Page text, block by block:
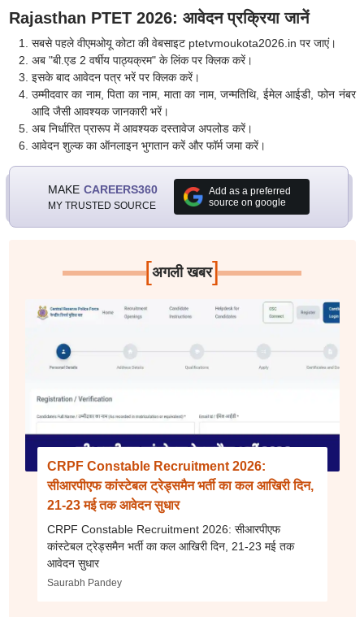
Rajasthan PTET 2026: आवेदन प्रक्रिया जानें
सबसे पहले वीएमओयू कोटा की वेबसाइट ptetvmoukota2026.in पर जाएं।
अब "बी.एड 2 वर्षीय पाठ्यक्रम" के लिंक पर क्लिक करें।
इसके बाद आवेदन पत्र भरें पर क्लिक करें।
उम्मीदवार का नाम, पिता का नाम, माता का नाम, जन्मतिथि, ईमेल आईडी, फोन नंबर
आदि जैसी आवश्यक जानकारी भरें।
अब निर्धारित प्रारूप में आवश्यक दस्तावेज अपलोड करें।
आवेदन शुल्क का ऑनलाइन भुगतान करें और फॉर्म जमा करें।
MAKE CAREERS360
MY TRUSTED SOURCE
Add as a preferred
source on google
[अगली खबर]
CRPF Constable Recruitment 2026:
सीआरपीएफ कांस्टेबल ट्रेड्समैन भर्ती का कल आखिरी दिन,
21-23 मई तक आवेदन सुधार
CRPF Constable Recruitment 2026: सीआरपीएफ
कांस्टेबल ट्रेड्समैन भर्ती का कल आखिरी दिन, 21-23 मई तक
आवेदन सुधार
Saurabh Pandey